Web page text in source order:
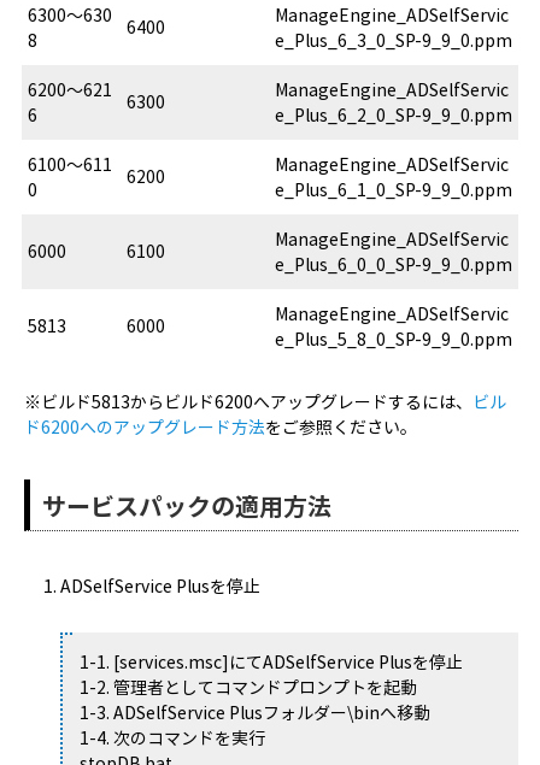
6300～630
8
6400
ManageEngine_ADSelfServic
e_Plus_6_3_0_SP-9_9_0.ppm
6200～621
6
6300
ManageEngine_ADSelfServic
e_Plus_6_2_0_SP-9_9_0.ppm
6100～611
0
6200
ManageEngine_ADSelfServic
e_Plus_6_1_0_SP-9_9_0.ppm
6000 6100
ManageEngine_ADSelfServic
e_Plus_6_0_0_SP-9_9_0.ppm
5813 6000
ManageEngine_ADSelfServic
e_Plus_5_8_0_SP-9_9_0.ppm
※ビルド5813からビルド6200へアップグレードするには、 ビル
ド6200へのアップグレード方法をご参照ください。
サービスパックの適用方法
ADSelfService Plusを停止
1-1. [services.msc]にてADSelfService Plusを停止
1-2. 管理者としてコマンドプロンプトを起動
1-3. ADSelfService Plusフォルダー\binへ移動
1-4. 次のコマンドを実行